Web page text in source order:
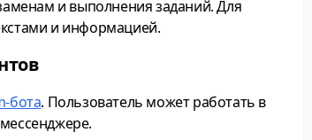
и выполнения заданий. Для
и информацией.
бота. Пользователь может работать в